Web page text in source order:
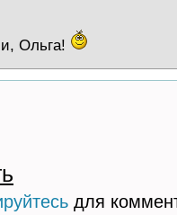
Ольга!
для